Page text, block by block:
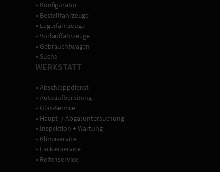
» Konfigurator
» Bestellfahrzeuge
» Lagerfahrzeuge
» Vorlauffahrzeuge
» Gebrauchtwagen
» Suche
WERKSTATT
» Abschleppdienst
» Autoaufbereitung
» Glas-Service
» Haupt- / Abgasuntersuchung
» Inspektion + Wartung
» Klimaservice
» Lackierservice
» Reifenservice